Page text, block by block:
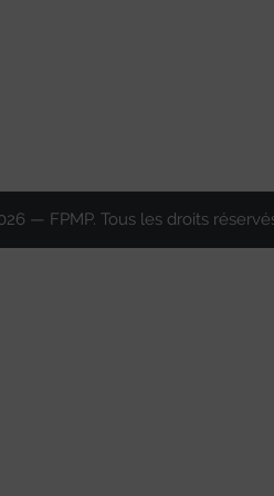
— FPMP. Tous les droits